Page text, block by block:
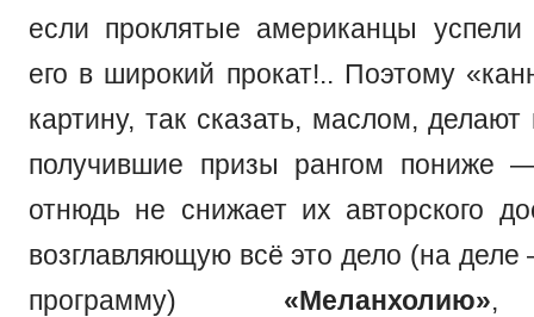
если проклятые американцы успели
его в широкий прокат!.. Поэтому
картину, так сказать, маслом,
получившие призы рангом пониже
отнюдь не снижает их авторского
возглавляющую всё это дело (на
программу) «Меланхолию»,